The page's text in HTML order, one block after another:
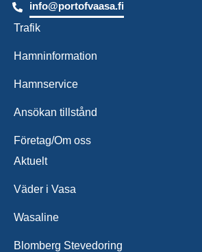
info@portofvaasa.fi
Trafik
Hamninformation
Hamnservice
Ansökan tillstånd
Företag/Om oss
Aktuelt
Väder i Vasa
Wasaline
Blomberg Stevedoring